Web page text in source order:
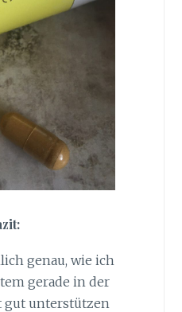
genau, wie ich
gerade in der
gut unterstützen